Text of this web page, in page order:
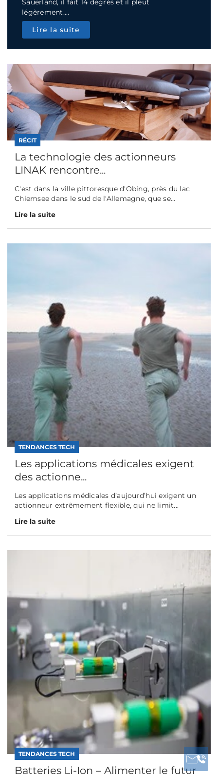
Sauerland, il fait 14 degrés et il pleut
légèrement....
Lire la suite
RÉCIT
La technologie des actionneurs
LINAK rencontre...
C'est dans la ville pittoresque d'Obing, près du lac
Chiemsee dans le sud de l'Allemagne, que se...
Lire la suite
TENDANCES TECH
Les applications médicales exigent
des actionne...
Les applications médicales d’aujourd’hui exigent un
actionneur extrêmement flexible, qui ne limit...
Lire la suite
TENDANCES TECH
Batteries Li-Ion – Alimenter le futur